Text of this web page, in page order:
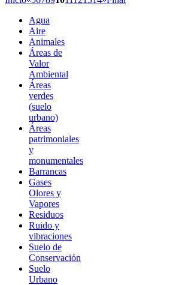
Agua
Aire
Animales
Áreas de
Valor
Ambiental
Áreas
verdes
(suelo
urbano)
Áreas
patrimoniales
y
monumentales
Barrancas
Gases
Olores y
Vapores
Residuos
Ruido y
vibraciones
Suelo de
Conservación
Suelo
Urbano